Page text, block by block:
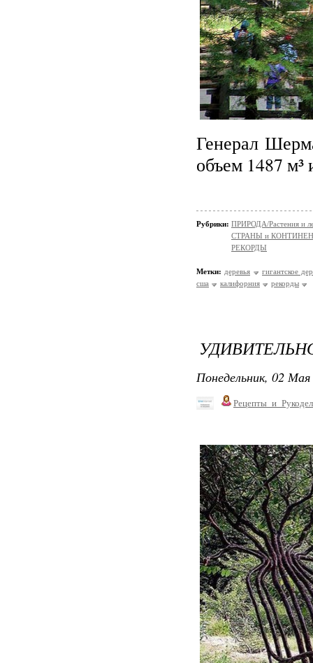
Генерал
объем 1487 м³
Рубрики: ПРИРОДА/Растения и
СТРАНЫ и
РЕКОРДЫ
Метки: деревья
гигантское
сша
калифорния рекорды
Понедельник, 02